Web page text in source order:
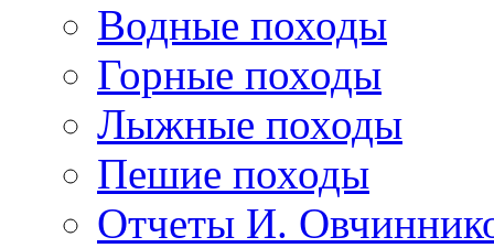
Водные походы
Горные походы
Лыжные походы
Пешие походы
Отчеты И.